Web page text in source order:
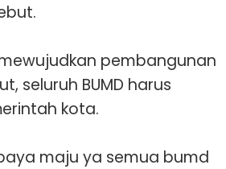
pembangunan
seluruh BUMD harus
kota.
maju ya semua bumd